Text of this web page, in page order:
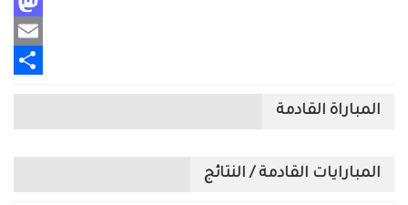
Mastodon
Email
المباراة القادمة
المبارايات القادمة / النتائج